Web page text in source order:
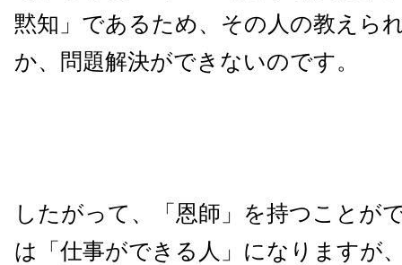
黙知」であるため、その人の教えら
か、問題解決ができないのです。
したがって、「恩師」を持つことが
は「仕事ができる人」になりますが